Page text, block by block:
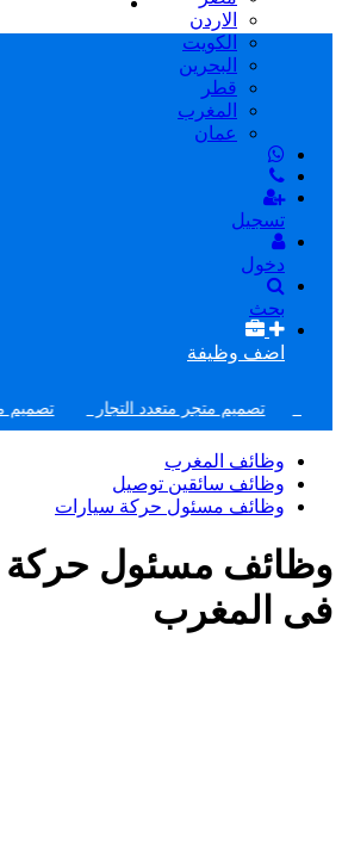
الاردن
الكويت
البحرين
قطر
المغرب
عمان
تسجيل
دخول
بحث
اضف وظيفة
تصميم متجر متعدد التجار تصميم
وظائف المغرب
وظائف سائقين توصيل
وظائف مسئول حركة سيارات
وظائف مسئول حركة
فى المغرب